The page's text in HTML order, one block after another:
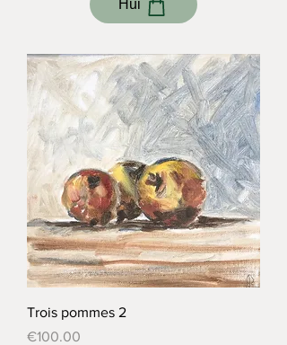
Hui
Trois pommes 2
Price
€100.00